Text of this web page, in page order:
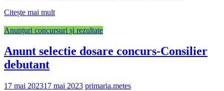
Citește mai mult
Anunțuri concursuri și rezultate
Anunt selectie dosare concurs-Consilier
debutant
17 mai 202317 mai 2023 primaria.metes